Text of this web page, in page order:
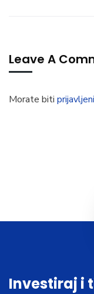
Leave A
Morate biti prijavljeni
Investiraj i